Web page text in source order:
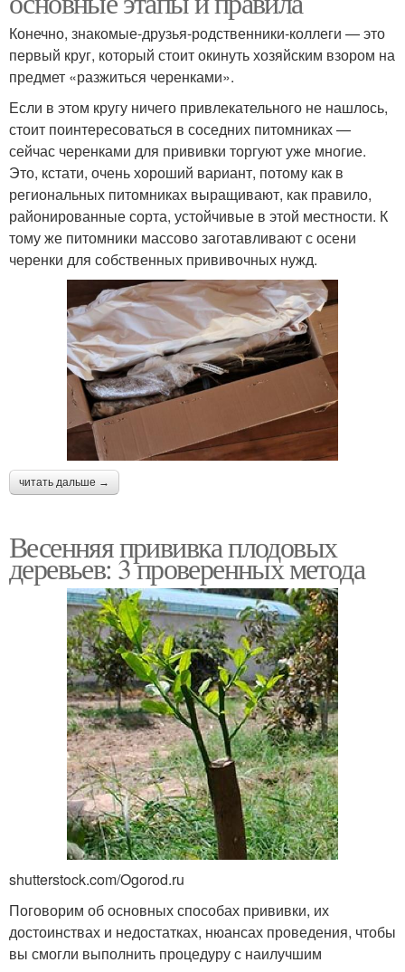
Конечно, знакомые-друзья-родственники-коллеги — это
первый круг, который стоит окинуть хозяйским взором на
предмет «разжиться черенками».
Если в этом кругу ничего привлекательного не нашлось,
стоит поинтересоваться в соседних питомниках —
сейчас черенками для прививки торгуют уже многие.
Это, кстати, очень хороший вариант, потому как в
региональных питомниках выращивают, как правило,
районированные сорта, устойчивые в этой местности. К
тому же питомники массово заготавливают с осени
черенки для собственных прививочных нужд.
читать дальше →
Весенняя прививка плодовых
деревьев: 3 проверенных метода
shutterstock.com/Ogorod.ru
Поговорим об основных способах прививки, их
достоинствах и недостатках, нюансах проведения, чтобы
вы смогли выполнить процедуру с наилучшим